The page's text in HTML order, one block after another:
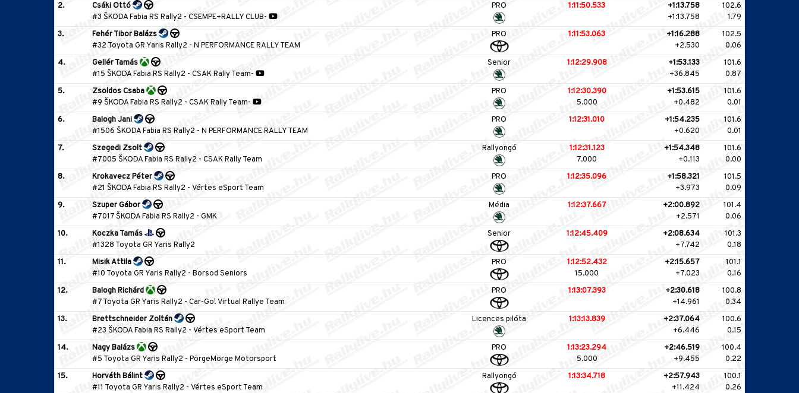
2.
Csáki Ottó
#3 ŠKODA Fabia RS Rally2 - CSEMPE+RALLY CLUB-
PRO 1:11:50.533
+1:13.758
+1:13.758
102.6
1.79
3.
Fehér Tibor Balázs
#32 Toyota GR Yaris Rally2 - N PERFORMANCE RALLY TEAM
PRO 1:11:53.063
+1:16.288
+2.530
102.5
0.06
4.
Gellér Tamás
#15 ŠKODA Fabia RS Rally2 - CSAK Rally Team-
Senior 1:12:29.908
+1:53.133
+36.845
101.6
0.87
5.
Zsoldos Csaba
#9 ŠKODA Fabia RS Rally2 - CSAK Rally Team-
PRO
1:12:30.390
5.000
+1:53.615
+0.482
101.6
0.01
6.
Balogh Jani
#1506 ŠKODA Fabia RS Rally2 - N PERFORMANCE RALLY TEAM
PRO 1:12:31.010
+1:54.235
+0.620
101.6
0.01
7.
Szegedi Zsolt
#7005 ŠKODA Fabia RS Rally2 - CSAK Rally Team
Rallyongó
1:12:31.123
7.000
+1:54.348
+0.113
101.6
0.00
8.
Krokavecz Péter
#21 ŠKODA Fabia RS Rally2 - Vértes eSport Team
PRO 1:12:35.096
+1:58.321
+3.973
101.5
0.09
9.
Szuper Gábor
#7017 ŠKODA Fabia RS Rally2 - GMK
Média 1:12:37.667
+2:00.892
+2.571
101.4
0.06
10.
Koczka Tamás
#1328 Toyota GR Yaris Rally2
Senior 1:12:45.409
+2:08.634
+7.742
101.3
0.18
11.
Misik Attila
#10 Toyota GR Yaris Rally2 - Borsod Seniors
PRO
1:12:52.432
15.000
+2:15.657
+7.023
101.1
0.16
12.
Balogh Richárd
#7 Toyota GR Yaris Rally2 - Car-Go! Virtual Rallye Team
PRO 1:13:07.393
+2:30.618
+14.961
100.8
0.34
13.
Brettschneider Zoltán
#23 ŠKODA Fabia RS Rally2 - Vértes eSport Team
Licences pilóta 1:13:13.839
+2:37.064
+6.446
100.6
0.15
14.
Nagy Balázs
#5 Toyota GR Yaris Rally2 - PörgeMörge Motorsport
PRO
1:13:23.294
5.000
+2:46.519
+9.455
100.4
0.22
15.
Horváth Bálint
#11 Toyota GR Yaris Rally2 - Vértes eSport Team
Rallyongó 1:13:34.718
+2:57.943
+11.424
100.1
0.26